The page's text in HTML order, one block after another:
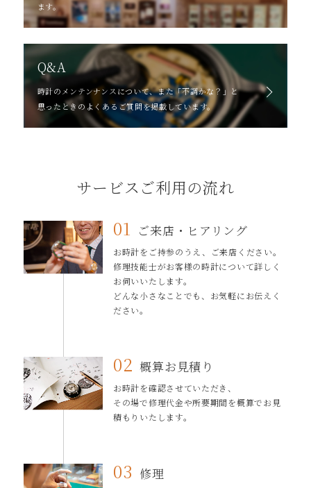
ます。
Q&A
時計のメンテンナンスについて、また「不調かな？」と
思ったときのよくあるご質問を掲載しています。
サービスご利⽤の流れ
01 ご来店・ヒアリング
お時計をご持参のうえ、ご来店ください。
修理技能士がお客様の時計について詳しく
お伺いいたします。
どんな⼩さなことでも、お気軽にお伝えく
ださい。
02 概算お⾒積り
お時計を確認させていただき、
その場で修理代⾦や所要期間を概算でお⾒
積もりいたします。
03 修理